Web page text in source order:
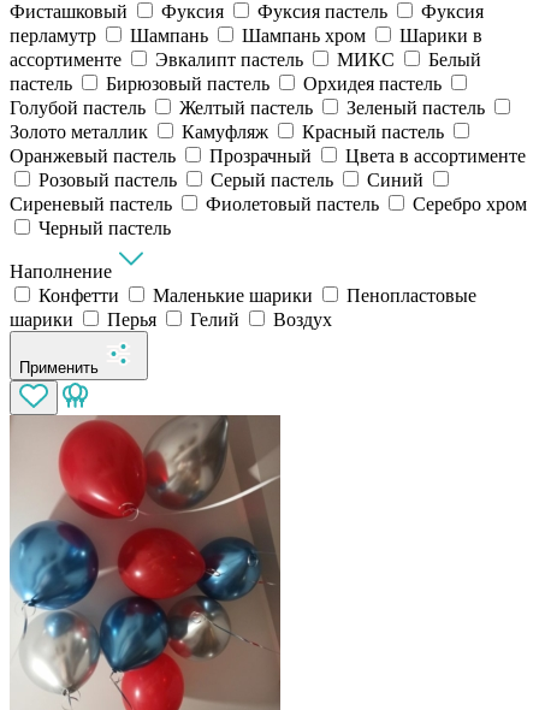
Фисташковый Фуксия Фуксия пастель
Фуксия
перламутр
Шампань Шампань хром
Шарики в
ассортименте
Эвкалипт пастель МИКС
Белый
пастель
Бирюзовый пастель
Орхидея пастель
Голубой пастель
Желтый пастель
Зеленый пастель
Золото металлик
Камуфляж
Красный пастель
Оранжевый пастель
Прозрачный
Цвета в ассортименте
Розовый пастель
Серый пастель
Синий
Сиреневый пастель
Фиолетовый пастель
Серебро хром
Черный пастель
Наполнение
Конфетти
Маленькие шарики
Пенопластовые
шарики
Перья Гелий Воздух
Применить